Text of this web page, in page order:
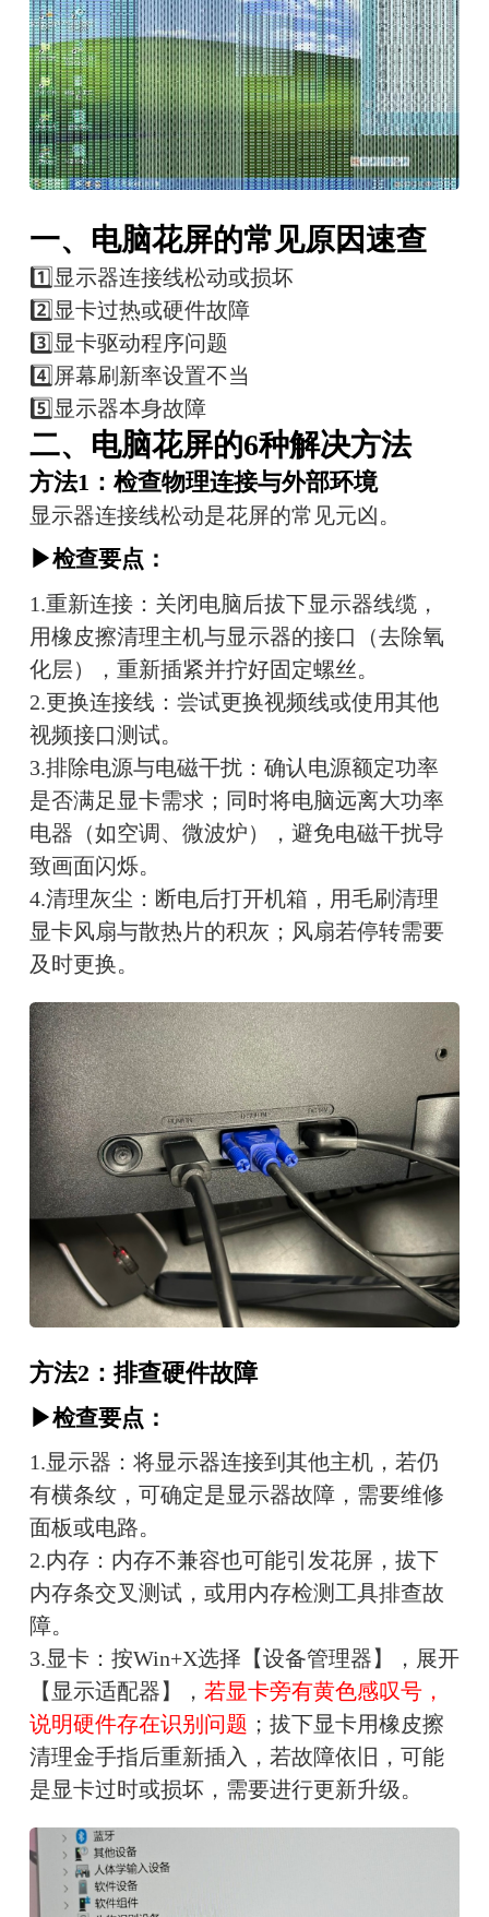
一、电脑花屏的常见原因速查
1️⃣显示器连接线松动或损坏
2️⃣显卡过热或硬件故障
3️⃣显卡驱动程序问题
4️⃣屏幕刷新率设置不当
5️⃣显示器本身故障
二、电脑花屏的6种解决方法
方法1：检查物理连接与外部环境
显示器连接线松动是花屏的常见元凶。
▶检查要点：
1.重新连接：关闭电脑后拔下显示器线缆，
用橡皮擦清理主机与显示器的接口（去除氧
化层），重新插紧并拧好固定螺丝。
2.更换连接线：尝试更换视频线或使用其他
视频接口测试。
3.排除电源与电磁干扰：确认电源额定功率
是否满足显卡需求；同时将电脑远离大功率
电器（如空调、微波炉），避免电磁干扰导
致画面闪烁。
4.清理灰尘：断电后打开机箱，用毛刷清理
显卡风扇与散热片的积灰；风扇若停转需要
及时更换。
方法2：排查硬件故障
▶检查要点：
1.显示器：将显示器连接到其他主机，若仍
有横条纹，可确定是显示器故障，需要维修
面板或电路。
2.内存：内存不兼容也可能引发花屏，拔下
内存条交叉测试，或用内存检测工具排查故
障。
3.显卡：按Win+X选择【设备管理器】，展开
【显示适配器】， 若显卡旁有黄色感叹号，
说明硬件存在识别问题 ；拔下显卡用橡皮擦
清理金手指后重新插入，若故障依旧，可能
是显卡过时或损坏，需要进行更新升级。